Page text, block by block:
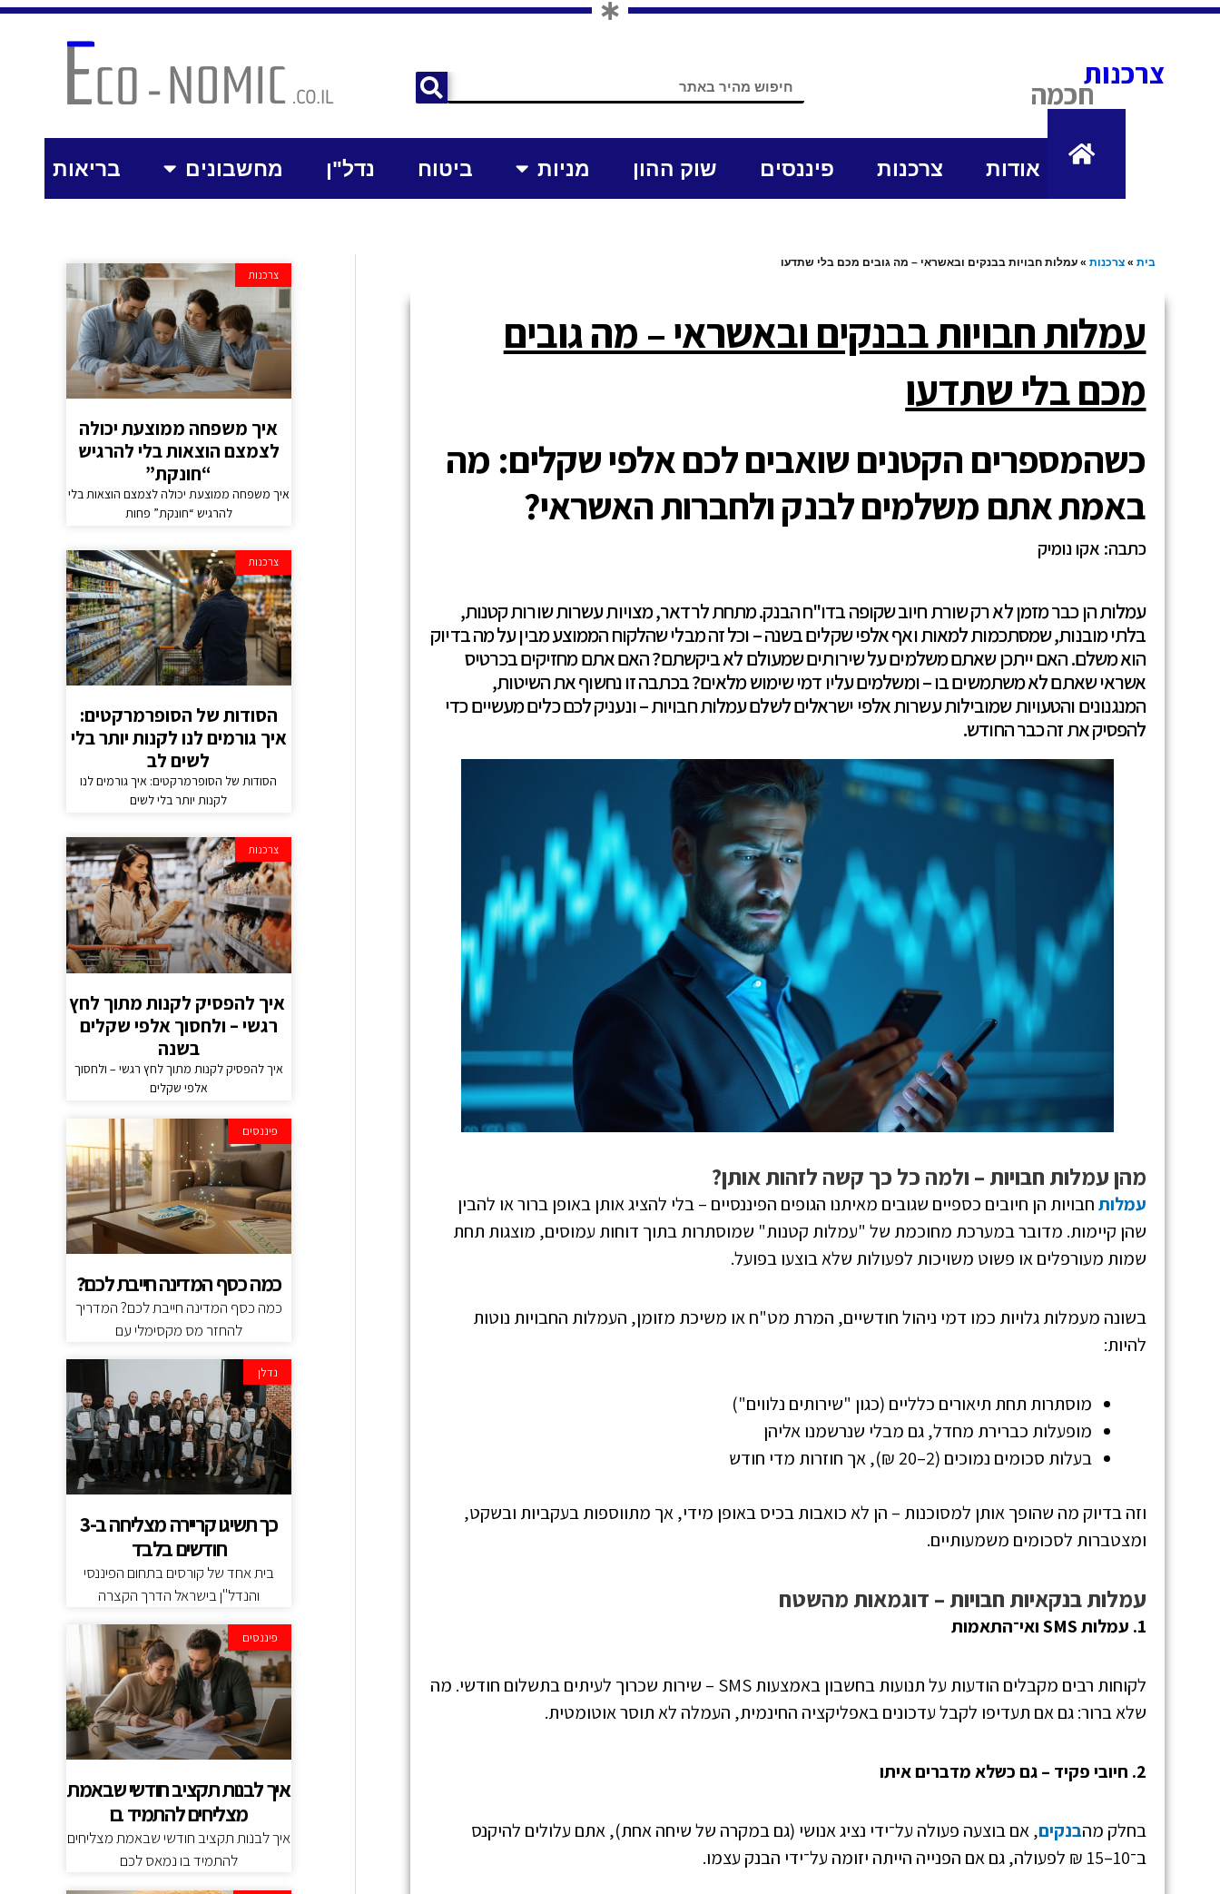
לתוכן
צרכנות
חכמה
אודות צרכנות פיננסים שוק ההון מניות ביטוח נדל"ן מחשבונים בריאות
בית »צרכנות »עמלות חבויות בבנקים ובאשראי – מה גובים מכם בלי שתדעו
עמלות חבויות בבנקים ובאשראי – מה גובים
מכם בלי שתדעו
כשהמספרים הקטנים שואבים לכם אלפי שקלים: מה
באמת אתם משלמים לבנק ולחברות האשראי?
כתבה: אקו נומיק
עמלות הן כבר מזמן לא רק שורת חיוב שקופה בדו"ח הבנק. מתחת לרדאר, מצויות עשרות שורות קטנות,
בלתי מובנות, שמסתכמות למאות ואף אלפי שקלים בשנה – וכל זה מבלי שהלקוח הממוצע מבין על מה בדיוק
הוא משלם. האם ייתכן שאתם משלמים על שירותים שמעולם לא ביקשתם? האם אתם מחזיקים בכרטיס
אשראי שאתם לא משתמשים בו – ומשלמים עליו דמי שימוש מלאים? בכתבה זו נחשוף את השיטות,
המנגנונים והטעויות שמובילות עשרות אלפי ישראלים לשלם עמלות חבויות – ונעניק לכם כלים מעשיים כדי
להפסיק את זה כבר החודש.
מהן עמלות חבויות – ולמה כל כך קשה לזהות אותן?
עמלותחבויות הן חיובים כספיים שגובים מאיתנו הגופים הפיננסיים – בלי להציג אותן באופן ברור או להבין
שהן קיימות. מדובר במערכת מחוכמת של "עמלות קטנות" שמוסתרות בתוך דוחות עמוסים, מוצגות תחת
שמות מעורפלים או פשוט משויכות לפעולות שלא בוצעו בפועל.
בשונה מעמלות גלויות כמו דמי ניהול חודשיים, המרת מט"ח או משיכת מזומן, העמלות החבויות נוטות
להיות:
מוסתרות תחת תיאורים כלליים (כגון "שירותים נלווים")
מופעלות כברירת מחדל, גם מבלי שנרשמנו אליהן
בעלות סכומים נמוכים (2–20 ₪), אך חוזרות מדי חודש
וזה בדיוק מה שהופך אותן למסוכנות – הן לא כואבות בכיס באופן מידי, אך מתווספות בעקביות ובשקט,
ומצטברות לסכומים משמעותיים.
עמלות בנקאיות חבויות – דוגמאות מהשטח
1. עמלות SMS ואי־התאמות
לקוחות רבים מקבלים הודעות על תנועות בחשבון באמצעות SMS – שירות שכרוך לעיתים בתשלום חודשי. מה
שלא ברור: גם אם תעדיפו לקבל עדכונים באפליקציה החינמית, העמלה לא תוסר אוטומטית.
2. חיובי פקיד – גם כשלא מדברים איתו
בחלק מהבנקים, אם בוצעה פעולה על־ידי נציג אנושי (גם במקרה של שיחה אחת), אתם עלולים להיקנס
ב־10–15 ₪ לפעולה, גם אם הפנייה הייתה יזומה על־ידי הבנק עצמו.
צרכנות
איך משפחה ממוצעת יכולה
לצמצם הוצאות בלי להרגיש
“חונקת”
איך משפחה ממוצעת יכולה לצמצם הוצאות בלי
להרגיש “חונקת” פחות
צרכנות
הסודות של הסופרמרקטים:
איך גורמים לנו לקנות יותר בלי
לשים לב
הסודות של הסופרמרקטים: איך גורמים לנו
לקנות יותר בלי לשים
צרכנות
איך להפסיק לקנות מתוך לחץ
רגשי – ולחסוך אלפי שקלים
בשנה
איך להפסיק לקנות מתוך לחץ רגשי – ולחסוך
אלפי שקלים
פיננסים
כמה כסף המדינה חייבת לכם?
כמה כסף המדינה חייבת לכם? המדריך
להחזר מס מקסימלי עם
נדלן
כך תשיגו קריירה מצליחה ב-3
חודשים בלבד
בית אחד של קורסים בתחום הפיננסי
והנדל"ן בישראל הדרך הקצרה
פיננסים
איך לבנות תקציב חודשי שבאמת
מצליחים להתמיד בו
איך לבנות תקציב חודשי שבאמת מצליחים
להתמיד בו נמאס לכם